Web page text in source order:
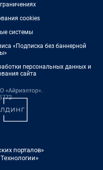
cookies
системы
«Подписка без баннерной
персональных данных и
сайта
порталов»